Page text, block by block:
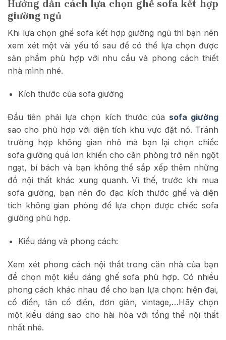
Hướng dẫn cách lựa chọn ghế sofa kết hợp
giường ngủ
Khi lựa chọn ghế sofa kết hợp giường ngủ thì bạn nên
xem xét một vài yếu tố sau để có thể lựa chọn được
sản phẩm phù hợp với nhu cầu và phong cách thiết
nhà mình nhé.
Kích thước của sofa giường
Đầu tiên phải lựa chọn kích thước của sofa giường
sao cho phù hợp với diện tích khu vực đặt nó. Tránh
trường hợp không gian nhỏ mà bạn lại chọn chiếc
sofa giường quá lơn khiến cho căn phòng trở nên ngột
ngạt, bí bách và bạn không thể sắp xếp thêm những
đồ nội thất khác xung quanh. Vì thế, trước khi mua
sofa giường, bạn nên đo đạc kích thước ghế và diện
tích không gian phòng để lựa chọn được chiếc sofa
giường phù hợp.
Kiểu dáng và phong cách:
Xem xét phong cách nội thất trong căn nhà của bạn
để chọn một kiểu dáng ghế sofa phù hợp. Có nhiều
phong cách khác nhau để cho bạn lựa chọn: hiện đại,
cổ điển, tân cổ điển, đơn giản, vintage,…Hãy chọn
một kiểu dáng sao cho hài hòa với tổng thể nội thất
nhất nhé.